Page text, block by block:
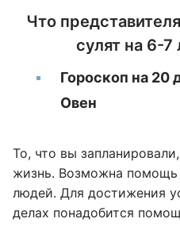
Что
сулят на 6-
Гороскоп на 20
Овен
То, что вы
жизнь. Возможна помощь
людей. Для достижения
делах понадобится